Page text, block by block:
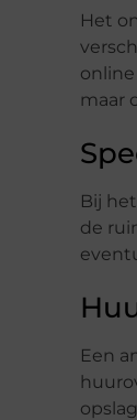
Het
maar
Bij
de
Een